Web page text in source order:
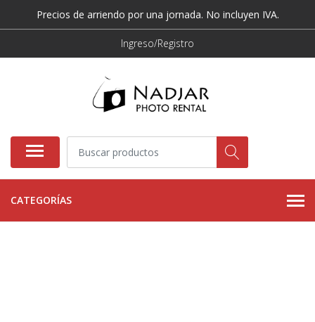
Precios de arriendo por una jornada. No incluyen IVA.
Ingreso/Registro
CATEGORÍAS